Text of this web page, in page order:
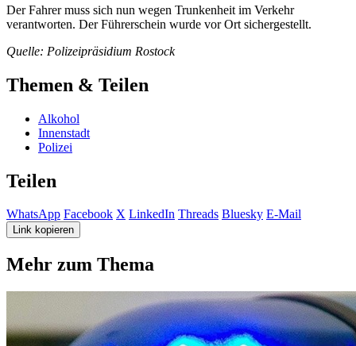
Der Fahrer muss sich nun wegen Trunkenheit im Verkehr
verantworten. Der Führerschein wurde vor Ort sichergestellt.
Quelle: Polizeipräsidium Rostock
Themen & Teilen
Alkohol
Innenstadt
Polizei
Teilen
WhatsApp Facebook X LinkedIn Threads Bluesky E-Mail
Link kopieren
Mehr zum Thema